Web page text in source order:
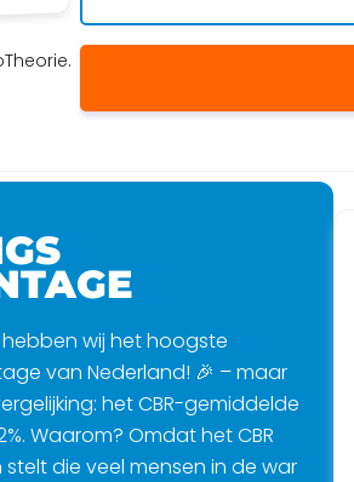
hebben wij het hoogste
van Nederland! 🎉 – maar
het CBR-gemiddelde
Waarom? Omdat het CBR
die veel mensen in de war